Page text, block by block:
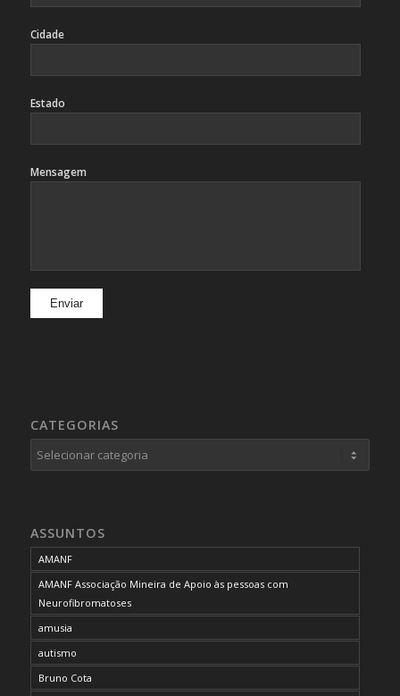
Cidade
Estado
Mensagem
CATEGORIAS
Categorias
ASSUNTOS
AMANF
AMANF Associação Mineira de Apoio às pessoas com
Neurofibromatoses
amusia
autismo
Bruno Cota